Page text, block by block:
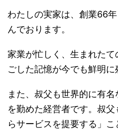
わたしの実家は、創業66
んでおります。
家業が忙しく、生まれた
ごした記憶が今でも鮮明に
また、叔父も世界的に有
を勤めた経営者です。叔
らサービスを提要する」